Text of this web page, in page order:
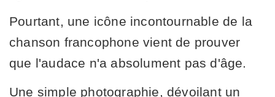
Pourtant, une icône incontournable de la
chanson francophone vient de prouver
que l'audace n'a absolument pas d'âge.
Une simple photographie, dévoilant un